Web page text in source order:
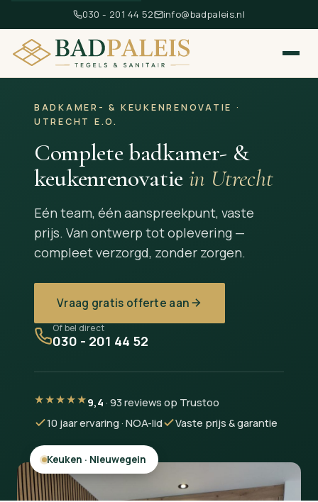
030 - 201 44 52 info@badpaleis.nl
BADKAMER- & KEUKENRENOVATIE ·
UTRECHT E.O.
Complete badkamer- &
keukenrenovatie in Utrecht
Eén team, één aanspreekpunt, vaste
prijs. Van ontwerp tot oplevering —
compleet verzorgd, zonder zorgen.
Vraag gratis offerte aan
Of bel direct
030 - 201 44 52
★★★★★9,4 · 93 reviews op Trustoo
10 jaar ervaring · NOA-lid
Vaste prijs & garantie
Badkamer · Zeist